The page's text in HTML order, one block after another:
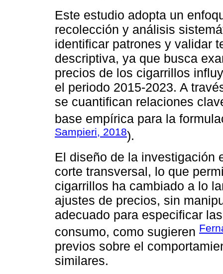
Este estudio adopta un
recolección y análisis
identificar patrones y validar
descriptiva, ya que busca
precios de los cigarrillos
el periodo 2015-2023. A
se cuantifican relaciones
base empírica para la
Sampieri, 2018).
El diseño de la investigación
corte transversal, lo que
cigarrillos ha cambiado a lo
ajustes de precios, sin
adecuado para especificar
consumo, como sugieren
previos sobre el
similares.